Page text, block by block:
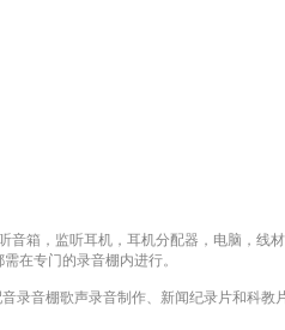
箱，监听耳机，耳机分配器，电脑，线
在专门的录音棚内进行。
录音棚歌声录音制作、新闻纪录片和科教